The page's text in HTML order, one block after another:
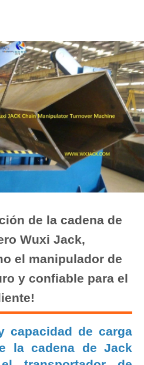
de la cadena de
Wuxi Jack,
el manipulador de
y confiable para el
capacidad de carga
la cadena de Jack